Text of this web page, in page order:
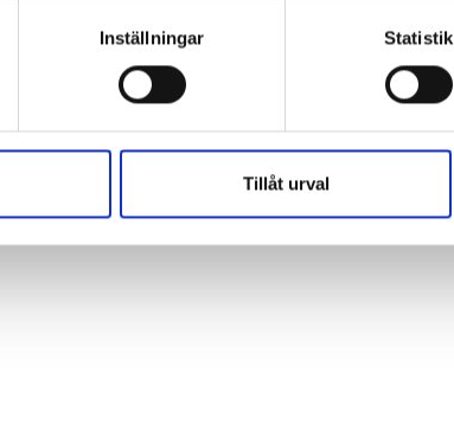
Inställningar Statistik
Tillåt urval
ligger i Israel.